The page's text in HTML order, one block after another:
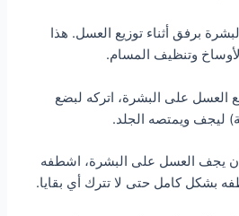
برفق أثناء توزيع العسل. هذا
وتنظيف المسام.
العسل على البشرة، اتركه لبضع
يجف العسل على البشرة، اشطفه
بشكل كامل حتى لا تترك أي بقايا.